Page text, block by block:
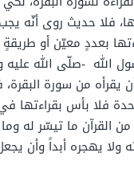
فلا حديث روى أنّه
بعددٍ معيّن أو
الله -صلّى الله
يقرأه من سورة
فلا بأس بقراءتها
القرآن ما تيسّر له
ولا يهجره أبداً وأن